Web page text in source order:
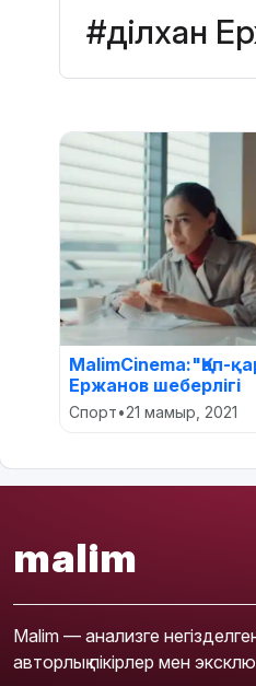
#Әділхан
MalimCinema:"Қап-
Ержанов шеберлігі
Спорт•21 мамыр, 2021
malim
Malim — анализге
авторлық пікірлер мен